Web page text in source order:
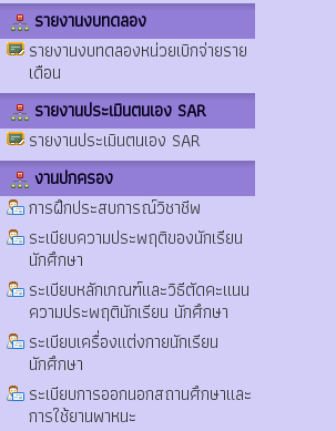
รายงานงบทดลอง
รายงานงบทดลองหน่วยเบิกจ่ายราย
เดือน
รายงานประเมินตนเอง SAR
รายงานประเมินตนเอง SAR
งานปกครอง
การฝึกประสบการณ์วิชาชีพ
ระเบียบความประพฤติของนักเรียน
นักศึกษา
ระเบียบหลักเกณฑ์และวิธีตัดคะแนน
ความประพฤตินักเรียน นักศึกษา
ระเบียบเครื่องแต่งกายนักเรียน
นักศึกษา
ระเบียบการออกนอกสถานศึกษาและ
การใช้ยานพาหนะ